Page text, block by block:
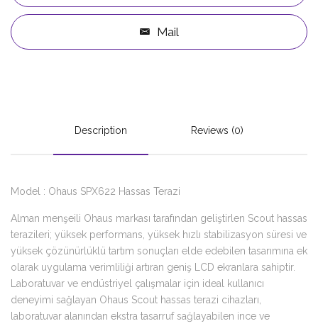
Mail
Description Reviews (0)
Model : Ohaus SPX622 Hassas Terazi
Alman menşeili Ohaus markası tarafından geliştirlen Scout hassas
terazileri; yüksek performans, yüksek hızlı stabilizasyon süresi ve
yüksek çözünürlüklü tartım sonuçları elde edebilen tasarımına ek
olarak uygulama verimliliği artıran geniş LCD ekranlara sahiptir.
Laboratuvar ve endüstriyel çalışmalar için ideal kullanıcı
deneyimi sağlayan Ohaus Scout hassas terazi cihazları,
laboratuvar alanından ekstra tasarruf sağlayabilen ince ve